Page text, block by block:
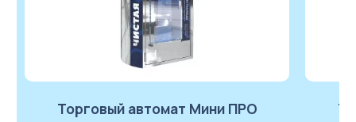
Торговый автомат Мини ПРО